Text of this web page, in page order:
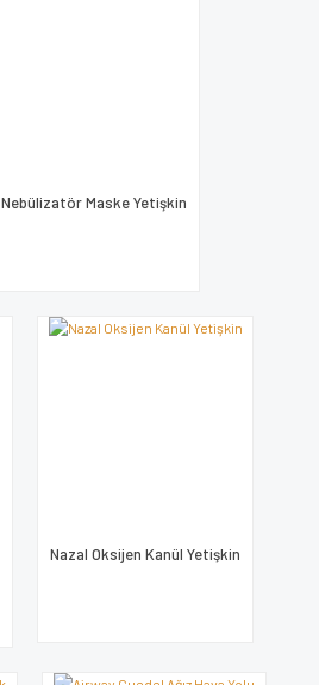
Nebülizatör Maske Yetişkin
Nazal Oksijen Kanül Yetişkin